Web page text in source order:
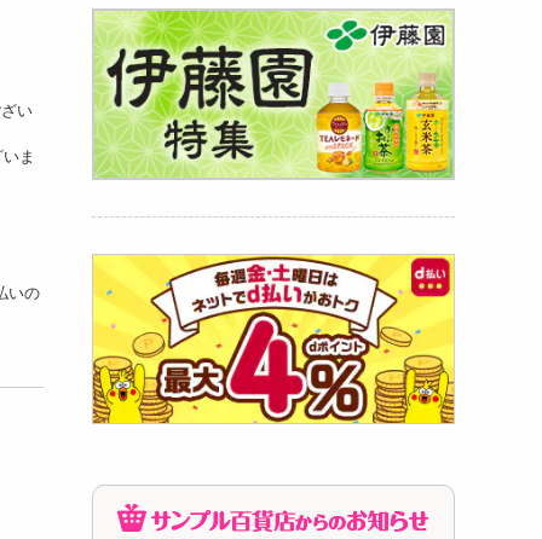
い
ま
いの